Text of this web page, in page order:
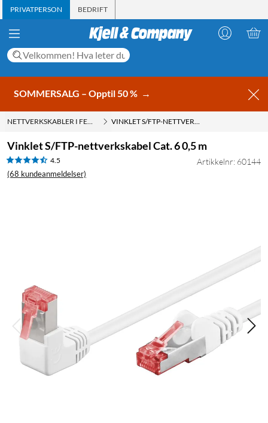
PRIVATPERSON BEDRIFT
SOMMERSALG – Opptil 50 % →
NETTVERKSKABLER I FERDIG LENGDE VINKLET S/FTP-NETTVERKSKABEL CAT. 6 0,5 M
Vinklet S/FTP-nettverkskabel Cat. 6 0,5 m
4.5
(68 kundeanmeldelser)
Artikkelnr: 60144